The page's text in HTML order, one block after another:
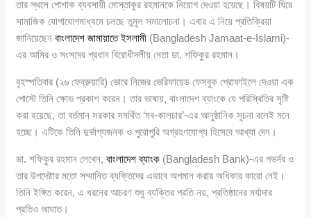
তার স্থলে পোশাক ব্যবসায়ী মোস্তাকুর রহমানকে নিয়োগ দেওয়া হয়েছে। বিষয়টি ঘিরে
সামাজিক যোগাযোগমাধ্যমে চলছে তুমুল সমালোচনা। এবার এ নিয়ে প্রতিক্রিয়া
জানিয়েছেনবাংলাদেশ জামায়াতে ইসলামী (Bangladesh Jamaat-e-Islami)-
এর আমির ও সংসদের প্রধান বিরোধীদলীয় নেতা ডা. শফিকুর রহমান।
বৃহস্পতিবার (২৬ ফেব্রুয়ারি) ভোরে নিজের ভেরিফায়েড ফেসবুক প্রোফাইলে দেওয়া এক
পোস্টে তিনি ক্ষোভ প্রকাশ করেন। তার ভাষায়, বাংলাদেশ ব্যাংকে যে পরিস্থিতির সৃষ্টি
করা হয়েছে, তা বর্তমান সরকার সমর্থিত ‘মব-কালচার’-এর আনুষ্ঠানিক সূচনা বলেই মনে
হচ্ছে। এটিকে তিনি দুর্ভাগ্যজনক ও পুরোপুরি অগ্রহণযোগ্য হিসেবে আখ্যা দেন।
ডা. শফিকুর রহমান লেখেন,বাংলাদেশ ব্যাংক (Bangladesh Bank)-এর গভর্নর ও
তার উপদেষ্টার মতো সম্মানিত ব্যক্তিদের এভাবে অপমান করার অধিকার কারো নেই।
তিনি ইঙ্গিত করেন, এ ধরনের আচরণ শুধু ব্যক্তির প্রতি নয়, প্রতিষ্ঠানের মর্যাদার
প্রতিও আঘাত।